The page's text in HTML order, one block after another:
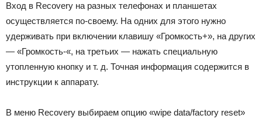
Вход в Recovery на разных телефонах и планшетах
осуществляется по-своему. На одних для этого нужно
удерживать при включении клавишу «Громкость+», на других
— «Громкость-«, на третьих — нажать специальную
утопленную кнопку и т. д. Точная информация содержится в
инструкции к аппарату.
В меню Recovery выбираем опцию «wipe data/factory reset»